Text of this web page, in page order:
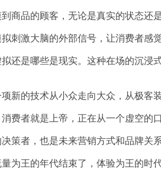
商品的顾客，无论是真实的状态还
拟刺激大脑的外部信号，让消费者感
拟还是哪些是现实。这种在场的沉浸
项新的技术从小众走向大众，从极客
费者就是上帝，正在从一个虚空的
策者，也是未来营销方式和品牌关
为王的年代结束了，体验为王的时代